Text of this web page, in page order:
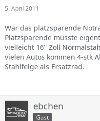
5. April 2011
War das platzsparende
Platzsparende müsste
vielleicht 16'' Zoll
vielen Autos kommen 4-stk
Stahlfelge als Ersatzrad.
ebchen
Gast